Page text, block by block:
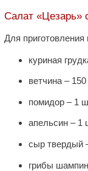
Салат «Цезарь»
Для
куриная
ветчина – 150
помидор – 1
апельсин – 1
сыр твердый
грибы